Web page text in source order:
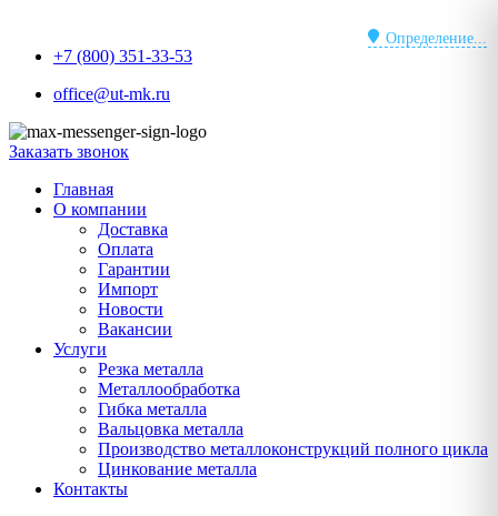
содержимому
Определение...
+7 (800) 351-33-53
office@ut-mk.ru
Заказать звонок
Главная
О компании
Доставка
Оплата
Гарантии
Импорт
Новости
Вакансии
Услуги
Резка металла
Металлообработка
Гибка металла
Вальцовка металла
Производство металлоконструкций полного цикла
Цинкование металла
Контакты